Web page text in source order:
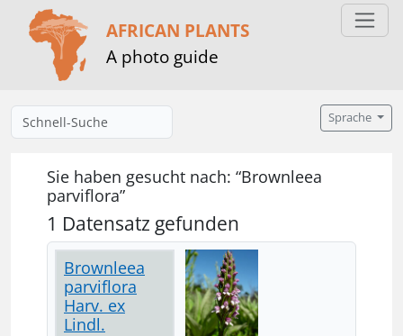
AFRICAN PLANTS
A photo guide
Sprache
Sie haben gesucht nach: “Brownleea
parviflora”
1 Datensatz gefunden
Brownleea
parviflora
Harv. ex
Lindl.